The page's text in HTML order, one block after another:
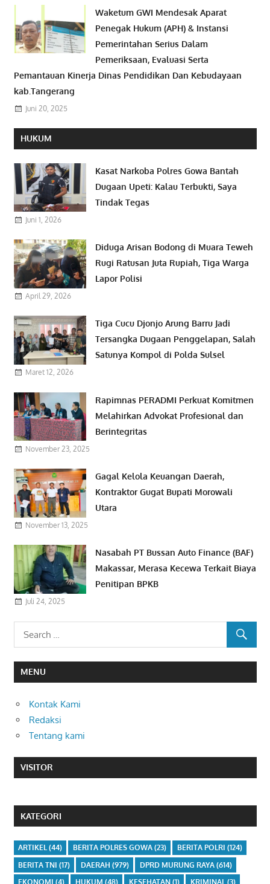
Waketum GWI Mendesak Aparat
Penegak Hukum (APH) & Instansi
Pemerintahan Serius Dalam
Pemeriksaan, Evaluasi Serta
Pemantauan Kinerja Dinas Pendidikan Dan Kebudayaan
kab.Tangerang
Juni 20, 2025
HUKUM
Kasat Narkoba Polres Gowa Bantah
Dugaan Upeti: Kalau Terbukti, Saya
Tindak Tegas
Juni 1, 2026
Diduga Arisan Bodong di Muara Teweh
Rugi Ratusan Juta Rupiah, Tiga Warga
Lapor Polisi
April 29, 2026
Tiga Cucu Djonjo Arung Barru Jadi
Tersangka Dugaan Penggelapan, Salah
Satunya Kompol di Polda Sulsel
Maret 12, 2026
Rapimnas PERADMI Perkuat Komitmen
Melahirkan Advokat Profesional dan
Berintegritas
November 23, 2025
Gagal Kelola Keuangan Daerah,
Kontraktor Gugat Bupati Morowali
Utara
November 13, 2025
Nasabah PT Bussan Auto Finance (BAF)
Makassar, Merasa Kecewa Terkait Biaya
Penitipan BPKB
Juli 24, 2025
MENU
Kontak Kami
Redaksi
Tentang kami
VISITOR
KATEGORI
ARTIKEL(44) BERITA POLRES GOWA(23) BERITA POLRI (124)
BERITA TNI (17) DAERAH (979) DPRD MURUNG RAYA(614)
EKONOMI (4) HUKUM (48) KESEHATAN(1) KRIMINAL (3)